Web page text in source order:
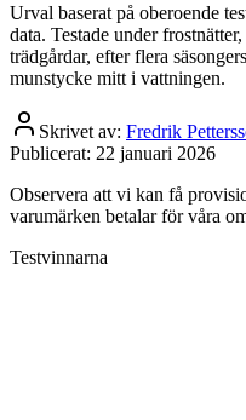
Urval baserat på oberoende
data. Testade under
trädgårdar, efter flera
munstycke mitt i vattningen.
Skrivet av: Fredrik
Publicerat: 22 januari 2026
Observera att vi kan få
varumärken betalar för våra
Testvinnarna